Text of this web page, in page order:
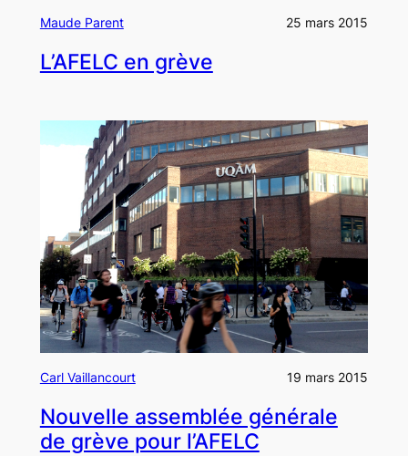
Maude Parent 25 mars 2015
L’AFELC en grève
Carl Vaillancourt 19 mars 2015
Nouvelle assemblée générale
de grève pour l’AFELC